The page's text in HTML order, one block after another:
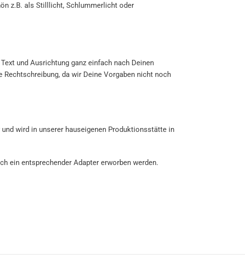
z.B. als Stilllicht, Schlummerlicht oder
und Ausrichtung ganz einfach nach Deinen
da wir Deine Vorgaben nicht noch
wird in unserer hauseigenen Produktionsstätte in
ein entsprechender Adapter erworben werden.